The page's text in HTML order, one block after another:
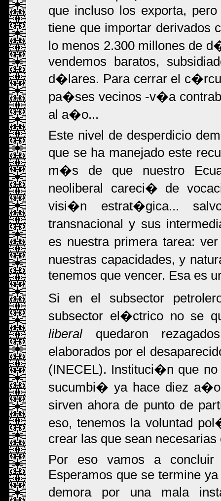
que incluso los exporta,
tiene que importar derivados
lo menos 2.300 millones de
vendemos baratos,
d�lares. Para cerrar el
pa�ses vecinos -v�a
al a�o...
Este nivel de desperdicio
que se ha manejado este
m�s de que nuestro
neoliberal careci� de
visi�n estrat�gica...
transnacional y sus
es nuestra primera tarea:
nuestras capacidades, y
tenemos que vencer. Esa es
Si en el subsector
subsector el�ctrico no se
liberalquedaron
elaborados por el
(INECEL). Instituci�n que
sucumbi� ya hace diez
sirven ahora de punto de
eso, tenemos la voluntad
crear las que sean
Por eso vamos a
Esperamos que se termine
demora por una mala